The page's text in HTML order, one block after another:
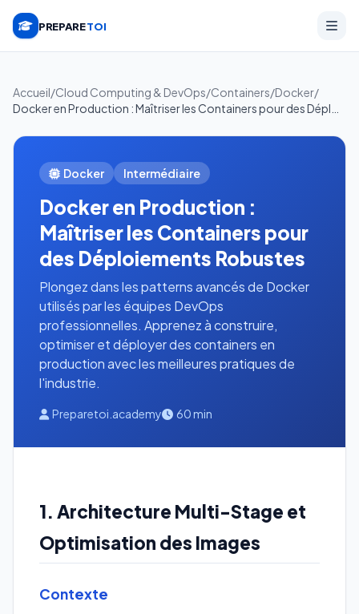
PREPARETOI
Accueil/Cloud Computing & DevOps/Containers/Docker/
Docker Intermédiaire
Docker en Production :
Maîtriser les Containers pour
des Déploiements Robustes
Plongez dans les patterns avancés de Docker
utilisés par les équipes DevOps
professionnelles. Apprenez à construire,
optimiser et déployer des containers en
production avec les meilleures pratiques de
l'industrie.
Preparetoi.academy 60 min
1. Architecture Multi-Stage et
Optimisation des Images
Contexte